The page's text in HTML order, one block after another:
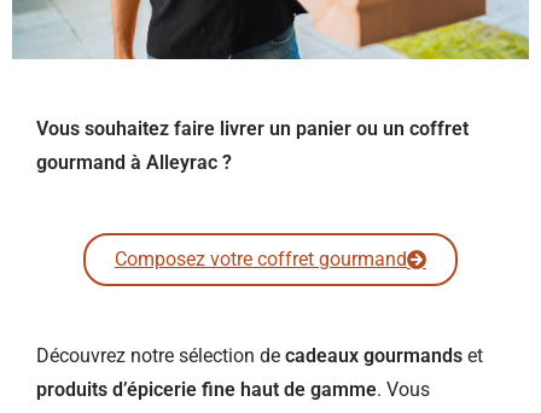
Vous souhaitez faire livrer un panier ou un coffret
gourmand à Alleyrac ?
Composez votre coffret gourmand
Découvrez notre sélection de cadeaux gourmands et
produits d’épicerie fine haut de gamme. Vous